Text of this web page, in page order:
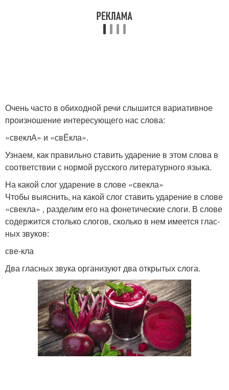
Очень часто в оби­ход­ной речи слы­шит­ся вари­а­тив­ное
про­из­но­ше­ние инте­ре­су­ю­ще­го нас сло­ва:
«свеклА» и «свЁкла».
Узнаем, как пра­виль­но ста­вить уда­ре­ние в этом сло­ва в
соот­вет­ствии с нор­мой рус­ско­го лите­ра­тур­но­го язы­ка.
На какой слог ударение в слове «свекла»
Чтобы выяс­нить, на какой слог ста­вить уда­ре­ние в сло­ве
«свек­ла» , раз­де­лим его на фоне­ти­че­ские сло­ги. В сло­ве
содер­жит­ся столь­ко сло­гов, сколь­ко в нем име­ет­ся глас­
ных зву­ков:
све-кла
Два глас­ных зву­ка орга­ни­зу­ют два откры­тых сло­га.